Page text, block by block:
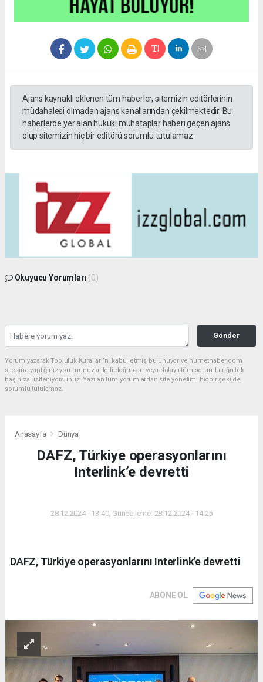
Ajans kaynaklı eklenen tüm haberler, sitemizin editörlerinin
müdahalesi olmadan ajans kanallarından çekilmektedir. Bu
haberlerde yer alan hukuki muhataplar haberi geçen ajans
olup sitemizin hiç bir editörü sorumlu tutulamaz.
Okuyucu Yorumları (0)
Gönder
Yorum yazarak Topluluk Kuralları’nı kabul etmiş bulunuyor ve hurnethaber.com
sitesine yaptığınız yorumunuzla ilgili doğrudan veya dolaylı tüm sorumluluğu tek
başınıza üstleniyorsunuz. Yazılan tüm yorumlardan site yönetimi hiçbir şekilde
sorumlu tutulamaz.
Anasayfa Dünya
DAFZ, Türkiye operasyonlarını
Interlink’e devretti
28.12.2024 - 13:40, Güncelleme: 28.12.2024 - 14:25
DAFZ, Türkiye operasyonlarını Interlink’e devretti
ABONE OL